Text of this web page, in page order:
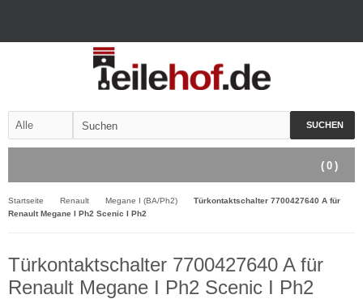
SUCHEN
( 0 )
Startseite Renault Megane I (BA/Ph2)
Türkontaktschalter 7700427640 A für
Renault Megane I Ph2 Scenic I Ph2
Türkontaktschalter 7700427640 A für
Renault Megane I Ph2 Scenic I Ph2